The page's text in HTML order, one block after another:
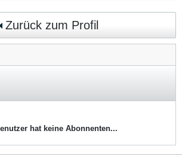
Zurück zum Profil
hat keine Abonnenten...